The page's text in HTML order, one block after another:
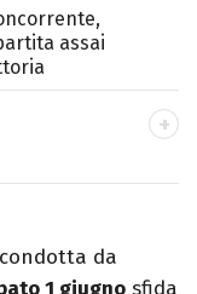
assai
mi dedico
da 10 anni.
editor
da